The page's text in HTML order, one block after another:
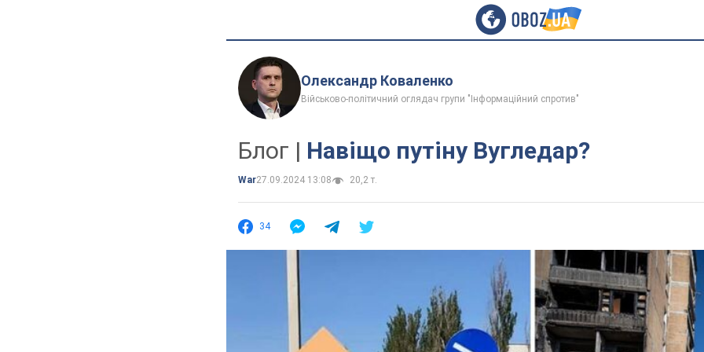
Олександр Коваленко
Військово-політичний оглядач групи "Інформаційний спротив"
Блог | Навіщо путіну Вугледар?
War27.09.2024 13:08 20,2 т.
34